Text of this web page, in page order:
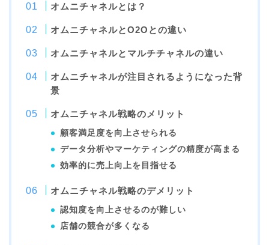
オムニチャネルとは？
オムニチャネルとO2Oとの違い
オムニチャネルとマルチチャネルの違い
オムニチャネルが注目されるようになった背
景
オムニチャネル戦略のメリット
顧客満足度を向上させられる
データ分析やマーケティングの精度が高まる
効率的に売上向上を目指せる
オムニチャネル戦略のデメリット
認知度を向上させるのが難しい
店舗の競合が多くなる